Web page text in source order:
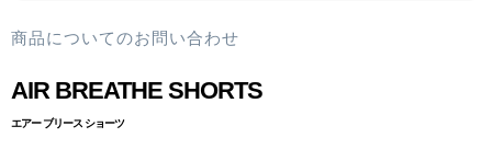
商品についてのお問い合わせ
AIR BREATHE SHORTS
エアー ブリース ショーツ